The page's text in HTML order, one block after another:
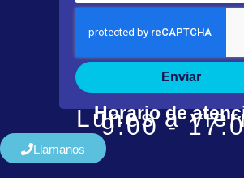
Enviar
Horario de
Lunes a
9:00 -
Llamanos